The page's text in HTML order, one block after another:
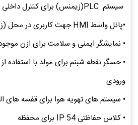
سیستم PLC(زیمنس) برای کنترل داخلی و نمایشگر سیستم ازن
•پانل واسط HMI جهت کاربری در محل (زیمنس)
• نمایشگر ایمنی و سلامت برای ازن
ورودی
• سیستم ‌های تهویه هوا برای قفسه ‌های
• کلاس حفاظتی IP 54 برای محفظه